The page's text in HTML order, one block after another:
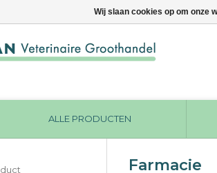
ALLE PRODUCTEN
Farmacie
Wij slaan cookies op om onze